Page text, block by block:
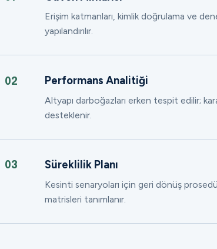
Erişim katmanları, kimlik doğrulama ve
yapılandırılır.
02 Performans Analitiği
Altyapı darboğazları erken tespit edilir;
desteklenir.
03 Süreklilik Planı
Kesinti senaryoları için geri dönüş
matrisleri tanımlanır.